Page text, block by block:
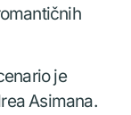
je
Asimana.